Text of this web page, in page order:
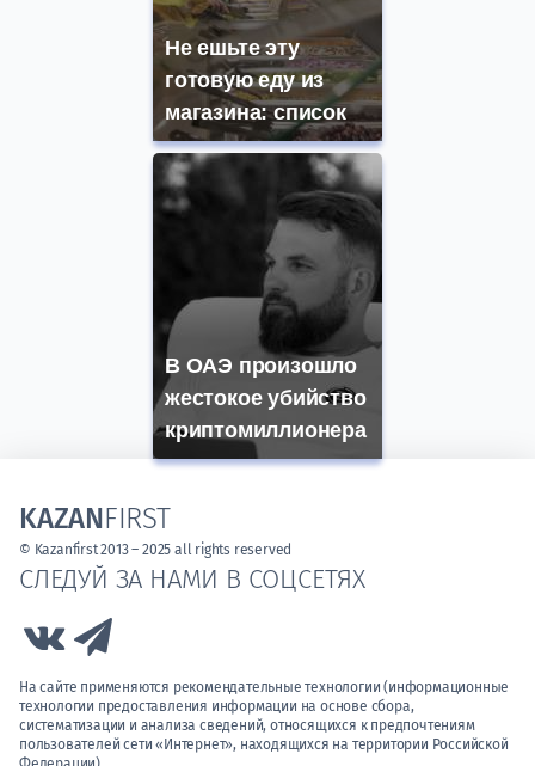
Не ешьте эту
готовую еду из
магазина: список
В ОАЭ произошло
жестокое убийство
криптомиллионера
СЛЕДУЙ ЗА НАМИ В СОЦСЕТЯХ
Link to Vk
На сайте применяются рекомендательные технологии (информационные
технологии предоставления информации на основе сбора,
систематизации и анализа сведений, относящихся к предпочтениям
пользователей сети «Интернет», находящихся на территории Российской
KAZANFIRST
© Kazanfirst 2013 – 2025 all rights reserved